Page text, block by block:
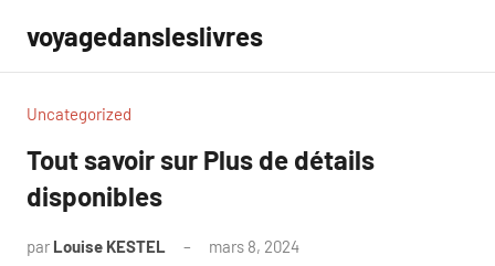
contenu
voyagedansleslivres
Uncategorized
Tout savoir sur Plus de détails
disponibles
par Louise KESTEL mars 8, 2024